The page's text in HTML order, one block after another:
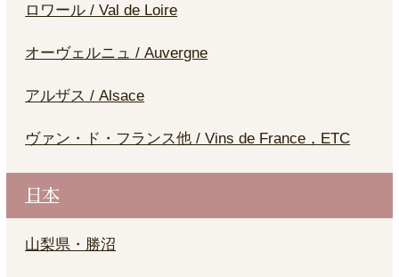
ロワール / Val de Loire
オーヴェルニュ / Auvergne
アルザス / Alsace
ヴァン・ド・フランス他 / Vins de France，ETC
日本
山梨県・勝沼